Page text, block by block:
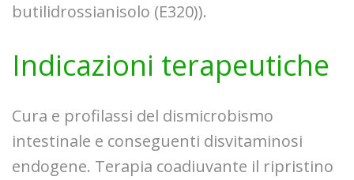
butilidrossianisolo (E320)).
Indicazioni terapeutiche
Cura e profilassi del dismicrobismo
intestinale e conseguenti disvitaminosi
endogene. Terapia coadiuvante il ripristino